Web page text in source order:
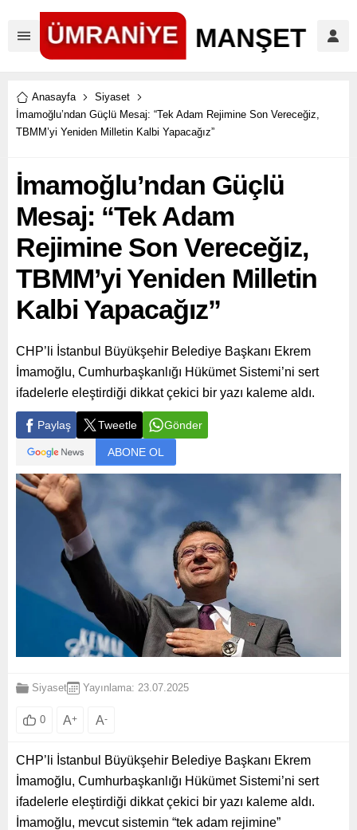
Anasayfa
Siyaset
İmamoğlu’ndan Güçlü Mesaj: “Tek Adam Rejimine Son Vereceğiz,
TBMM’yi Yeniden Milletin Kalbi Yapacağız”
İmamoğlu’ndan Güçlü
Mesaj: “Tek Adam
Rejimine Son Vereceğiz,
TBMM’yi Yeniden Milletin
Kalbi Yapacağız”
CHP’li İstanbul Büyükşehir Belediye Başkanı Ekrem
İmamoğlu, Cumhurbaşkanlığı Hükümet Sistemi’ni sert
ifadelerle eleştirdiği dikkat çekici bir yazı kaleme aldı.
Paylaş Tweetle Gönder
ABONE OL
Siyaset Yayınlama: 23.07.2025
0 A+ A-
CHP’li İstanbul Büyükşehir Belediye Başkanı Ekrem
İmamoğlu, Cumhurbaşkanlığı Hükümet Sistemi’ni sert
ifadelerle eleştirdiği dikkat çekici bir yazı kaleme aldı.
İmamoğlu, mevcut sistemin “tek adam rejimine”